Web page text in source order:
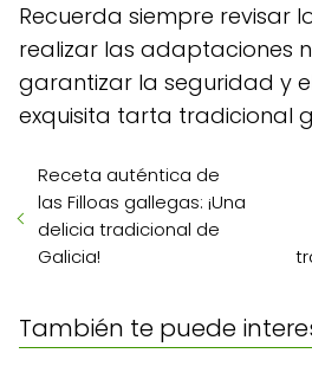
Recuerda siempre revisar
realizar las adaptaciones
garantizar la seguridad y
exquisita tarta tradicional
Receta auténtica de
las Filloas gallegas: ¡Una
delicia tradicional de
Galicia!
También te puede